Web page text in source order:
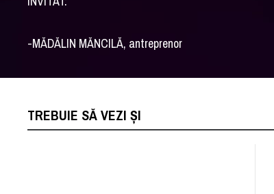
-MĂDĂLIN MĂNCILĂ, antreprenor
TREBUIE SĂ VEZI ȘI